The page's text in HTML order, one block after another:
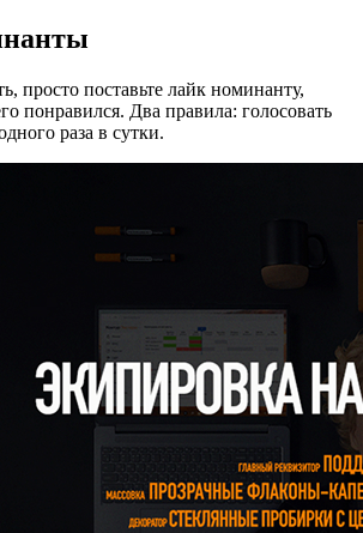
просто поставьте лайк номинанту,
понравился. Два правила: голосовать
раза в сутки.